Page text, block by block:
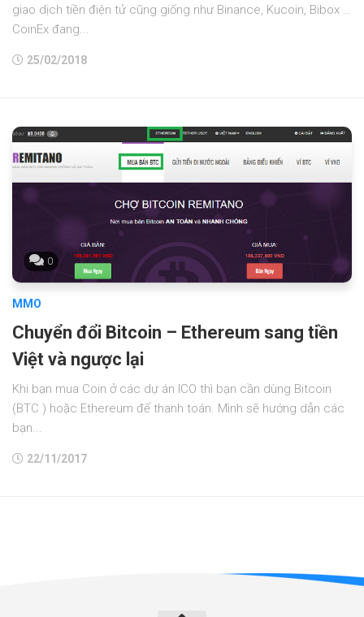
giao dịch tiền điện tử cũng giống như Binance, Kucoin, Bibox …
CoinEx đang...
25/02/2018
0
MMO
Chuyển đổi Bitcoin – Ethereum sang tiền
Việt và ngược lại
Khi bạn mua Coin ở các dự án ICO thì bạn cần dùng Bitcoin
(BTC ) hoặc Ethereum để thanh toán. Mình sẽ hướng dẫn các
bạn...
22/11/2017